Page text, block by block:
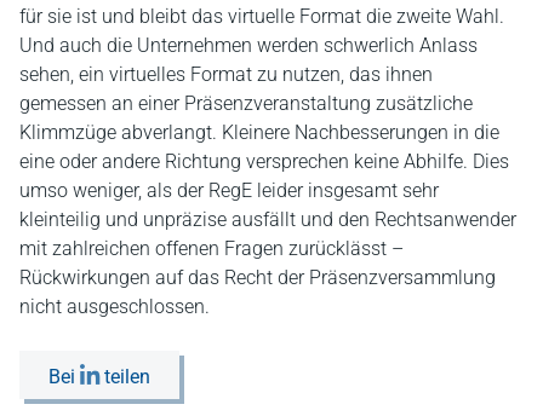
für sie ist und bleibt das virtuelle Format die zweite Wahl.
Und auch die Unternehmen werden schwerlich Anlass
sehen, ein virtuelles Format zu nutzen, das ihnen
gemessen an einer Präsenzveranstaltung zusätzliche
Klimmzüge abverlangt. Kleinere Nachbesserungen in die
eine oder andere Richtung versprechen keine Abhilfe. Dies
umso weniger, als der RegE leider insgesamt sehr
kleinteilig und unpräzise ausfällt und den Rechtsanwender
mit zahlreichen offenen Fragen zurücklässt –
Rückwirkungen auf das Recht der Präsenzversammlung
nicht ausgeschlossen.
Bei teilen